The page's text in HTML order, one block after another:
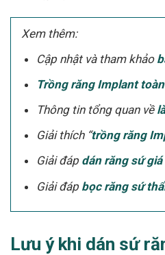
Xem thêm:
Cập nhật và tham khảo
Trồng răng Implant
Thông tin tổng quan về
Giải thích “trồng răng
Giải đáp dán răng sứ
Giải đáp bọc răng sứ
Lưu ý khi dán sứ